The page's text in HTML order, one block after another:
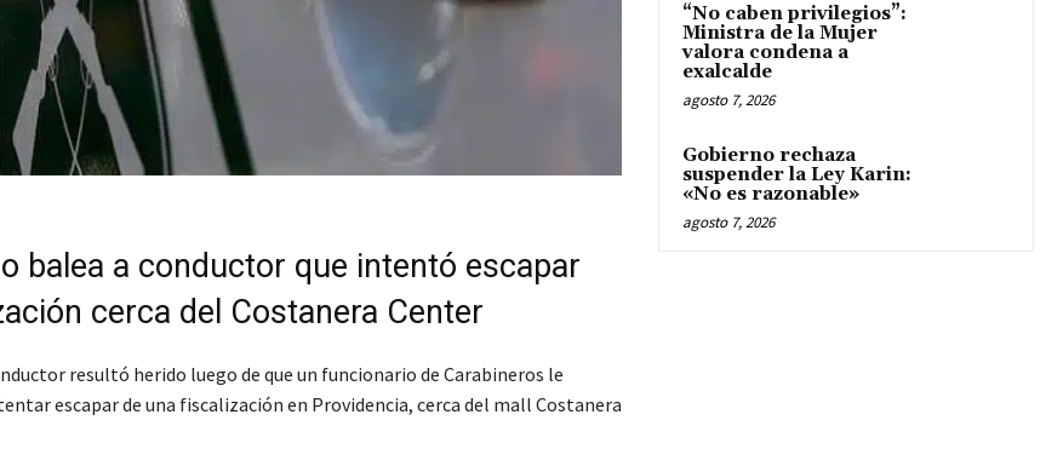
balea a conductor que intentó escapar
cerca del Costanera Center
resultó herido luego de que un funcionario de Carabineros le
escapar de una fiscalización en Providencia, cerca del mall Costanera
“No caben privilegios”:
Ministra de la Mujer
valora condena a
exalcalde
agosto 7, 2026
Gobierno rechaza
suspender la Ley Karin:
«No es razonable»
agosto 7, 2026